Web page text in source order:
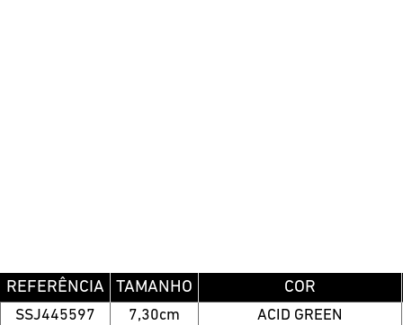
REFERÊNCIA TAMANHO COR
SSJ445597 7,30cm
ACID GREEN